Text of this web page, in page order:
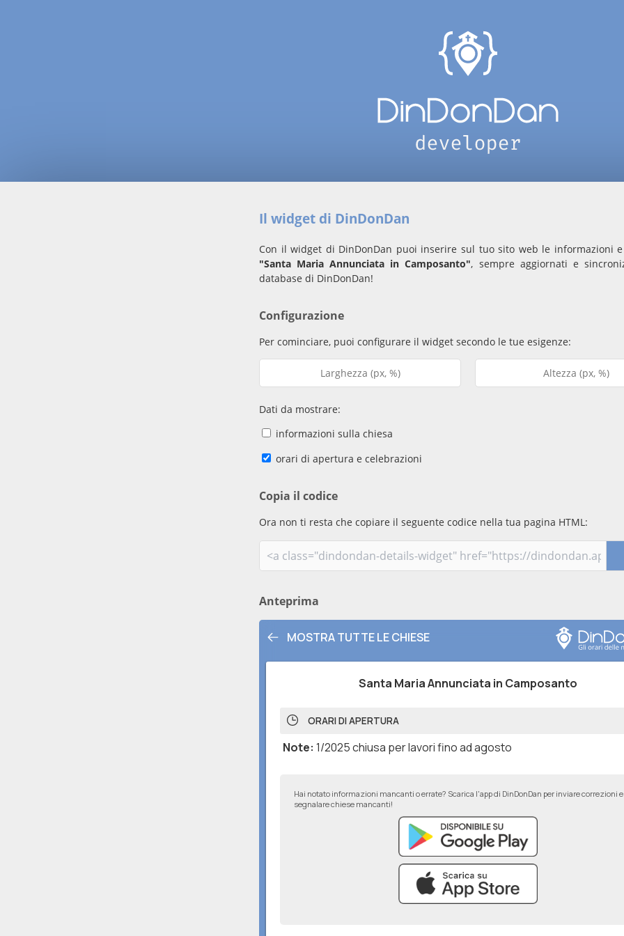
Il widget di DinDonDan
Con il widget di DinDonDan puoi inserire sul tuo sito web le informazioni
"Santa Maria Annunciata in Camposanto", sempre aggiornati e
database di DinDonDan!
Configurazione
Per cominciare, puoi configurare il widget secondo le tue esigenze:
Dati da mostrare:
informazioni sulla chiesa
orari di apertura e celebrazioni
Copia il codice
Ora non ti resta che copiare il seguente codice nella tua pagina HTML:
Anteprima